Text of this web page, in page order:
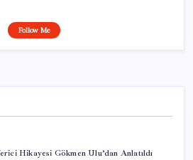
Follow Me
Hikayesi Gökmen Ulu’dan Anlatıldı